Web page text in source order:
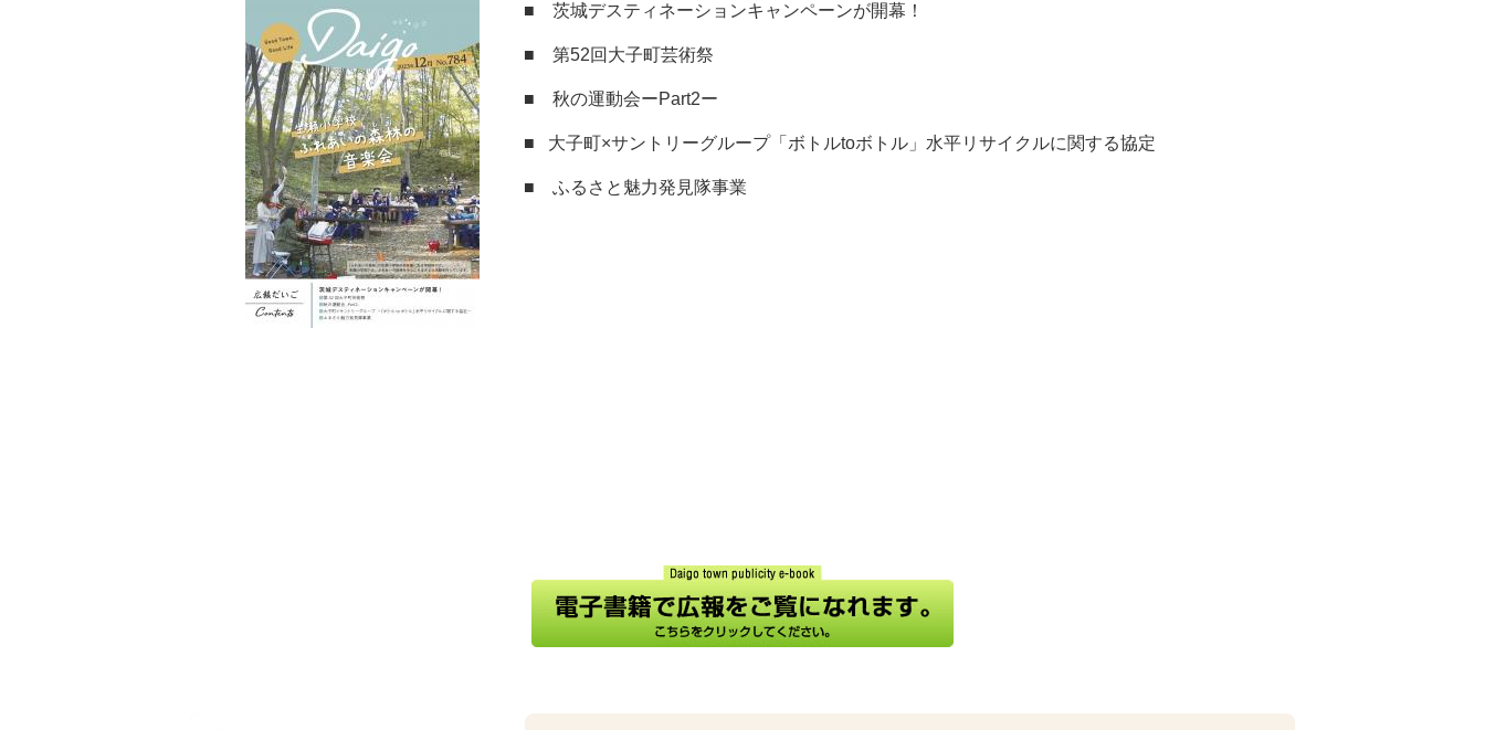
■ 茨城デスティネーションキャンペーンが開幕！
■ 第52回大子町芸術祭
■ 秋の運動会ーPart2ー
■ 大子町×サントリーグループ「ボトルtoボトル」水平リサイクルに関する協定
■ ふるさと魅力発見隊事業